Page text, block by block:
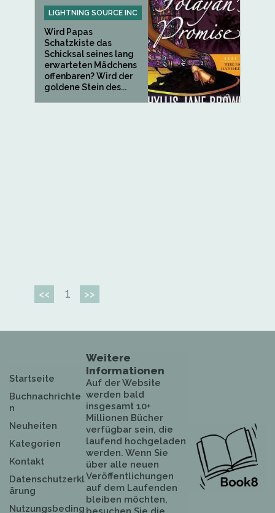
LIGHTNING SOURCE INC
Wird Papas
Schatzkiste das
Schicksal seines lang
erwarteten Mädchens
offenbaren? Wird der
goldene Stein des...
<< 1 >>
Startseite
Buchnachrichte
n
Neuheiten
Kategorien
Kontakt
Datenschutzerkl
ärung
Nutzungsbeding
Weitere
Informationen
Auf der Website
werden bald
insgesamt 10+
Millionen Bücher
verfügbar sein, die
laufend hochgeladen
werden. Wenn Sie
über alle neuen
Veröffentlichungen
auf dem Laufenden
bleiben möchten,